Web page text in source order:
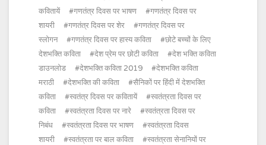
कवितायें
गणतंत्र दिवस पर भाषण
गणतंत्र दिवस पर
शायरी
गणतंत्र दिवस पर शेर
गणतंत्र दिवस पर
स्लोगन
गणतंत्र दिवस पर हास्य कविता
छोटे बच्चों के लिए
देशभक्ति कविता
देश प्रेम पर छोटी कविता
देश भक्ति कविता
डाउनलोड
देशभक्ति कविता 2019
देशभक्ति कविता
मराठी
देशभक्ति की कविता
सैनिकों पर हिंदी में देशभक्ति
कविता
स्वतंत्र दिवस पर कवितायें
स्वतंत्रता दिवस पर
कविता
स्वतंत्रता दिवस पर नारे
स्वतंत्रता दिवस पर
निबंध
स्वतंत्रता दिवस पर भाषण
स्वतंत्रता दिवस
शायरी
स्वतंत्रता पर बाल कविता
स्वतंत्रता सेनानियों पर